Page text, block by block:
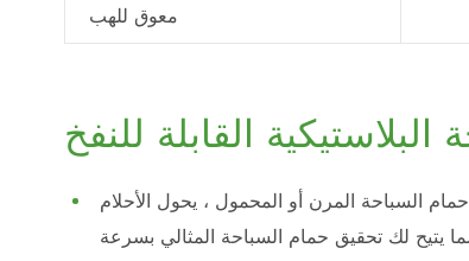
معوق للهب
القابلة للنفخ
السباحة المرن أو المحمول ، يحول الأحلام